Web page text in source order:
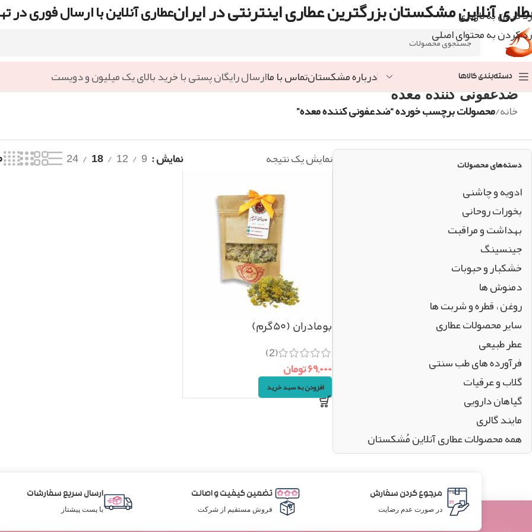
رد کردن به ناوبری
رد کردن به محتوای اصلی
آنلاین مشکستان بزرگترین عطاری اینترنتی در ایرانعطاری آنلاین با ارسال فوری در
دسته‌بندی کالاها درباره مشکستانتماس با ماارسال رایگان پستی با خرید بالای یک میلیون و دویست
ضدعفونی کننده معده
خانه/محصولات برچسب خورده “ضدعفونی کننده معده”
دسته‌های محصولات
ادویه و چاشنی
بخورات روحانی
بهداشت و مراقبت
جینسینگ
خشکبار و حبوبات
دمنوش ها
روغن ، قطره و شربت ها
سایر محصولات عطاری
عطر طبیعی
فرآورده های طب سنتی
گلاب و عرقیات
گیاهان دارویی
مایند گالری
همه محصولات عطاری آنلاین مُشکستان
نمایش یک نتیجه نمایش 9
12
18
24
بومادران (۵۰گرم)
(2)
۶۹,۰۰۰تومان
افزودن به سبد خرید
مرجوع کردن سفارش
در صورت عدم رضایت
تضمین کیفیت و اصالت
فروش مستقیم از شرکت
ارسال سریع سفارشات
با پست پیشتاز